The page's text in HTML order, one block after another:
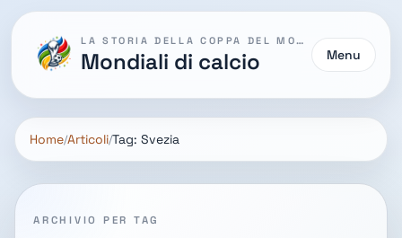
LA STORIA DELLA COPPA DEL MONDO
Mondiali di calcio Menu
Home Articoli Tag: Svezia
ARCHIVIO PER TAG